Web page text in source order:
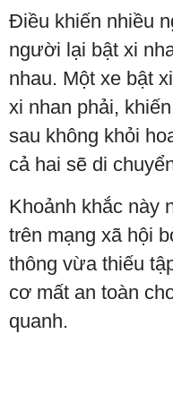
Điều khiến nhiều
người lại bật xi
nhau. Một xe bật
xi nhan phải,
sau không khỏi
cả hai sẽ di
Khoảnh khắc này
trên mạng xã hội
thông vừa thiếu
cơ mất an toàn
quanh.